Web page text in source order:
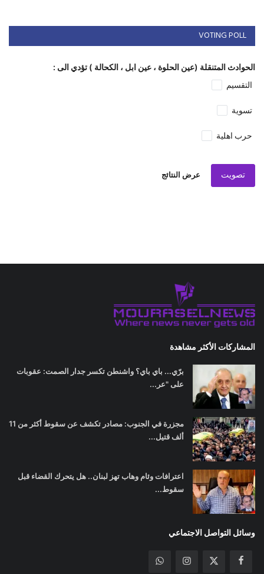
VOTING POLL
الحوادث المتنقلة (عين الحلوة ، عين ابل ، الكحالة ) تؤدي الى :
التقسيم
تسوية
حرب اهلية
تصويت عرض النتائج
المشاركات الأكثر مشاهدة
برّي... باي باي؟ واشنطن تكسر جدار الصمت: عقوبات
على "عر...
مجزرة في الجنوب: مصادر تكشف عن سقوط أكثر من 11
ألف قتيل...
اعترافات وئام وهاب تهز لبنان.. هل يتحرك القضاء قبل
سقوط...
وسائل التواصل الاجتماعي